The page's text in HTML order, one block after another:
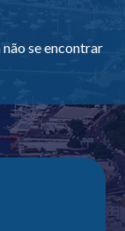
se encontrar